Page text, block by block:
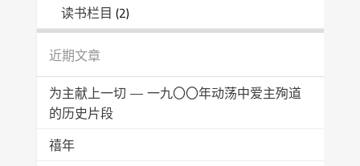
读书栏目 (2)
近期文章
为主献上一切 — 一九〇〇年动荡中爱主殉道
的历史片段
禧年